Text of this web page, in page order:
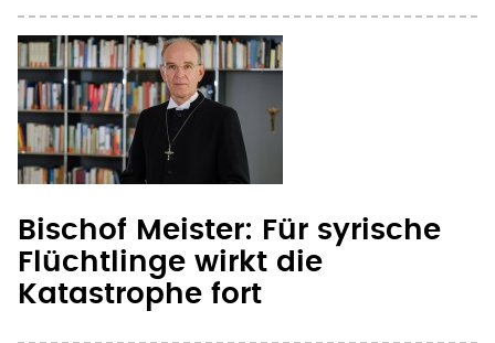
Bischof Meister: Für syrische
Flüchtlinge wirkt die
Katastrophe fort